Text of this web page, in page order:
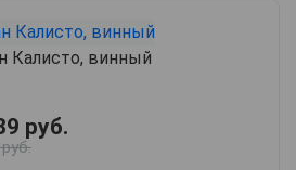
Калисто, винный
руб.